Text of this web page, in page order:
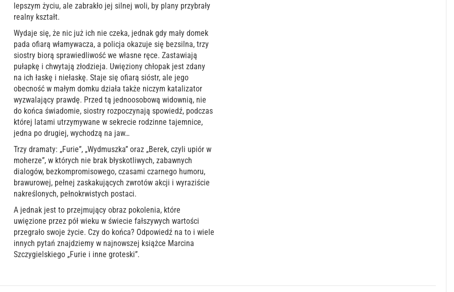
lepszym życiu, ale zabrakło jej silnej woli, by plany przybrały
realny kształt.
Wydaje się, że nic już ich nie czeka, jednak gdy mały domek
pada ofiarą włamywacza, a policja okazuje się bezsilna, trzy
siostry biorą sprawiedliwość we własne ręce. Zastawiają
pułapkę i chwytają złodzieja. Uwięziony chłopak jest zdany
na ich łaskę i niełaskę. Staje się ofiarą sióstr, ale jego
obecność w małym domku działa także niczym katalizator
wyzwalający prawdę. Przed tą jednoosobową widownią, nie
do końca świadomie, siostry rozpoczynają spowiedź, podczas
której latami utrzymywane w sekrecie rodzinne tajemnice,
jedna po drugiej, wychodzą na jaw…
Trzy dramaty: „Furie”, „Wydmuszka” oraz „Berek, czyli upiór w
moherze”, w których nie brak błyskotliwych, zabawnych
dialogów, bezkompromisowego, czasami czarnego humoru,
brawurowej, pełnej zaskakujących zwrotów akcji i wyraziście
nakreślonych, pełnokrwistych postaci.
A jednak jest to przejmujący obraz pokolenia, które
uwięzione przez pół wieku w świecie fałszywych wartości
przegrało swoje życie. Czy do końca? Odpowiedź na to i wiele
innych pytań znajdziemy w najnowszej książce Marcina
Szczygielskiego „Furie i inne groteski”.